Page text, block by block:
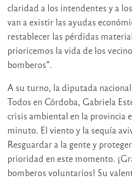
claridad a los intendentes y a
van a existir las ayudas
restablecer las pérdidas
prioricemos la vida de los
bomberos”.
A su turno, la diputada
Todos en Córdoba, Gabriela
crisis ambiental en la provincia
minuto. El viento y la sequía
Resguardar a la gente y
prioridad en este momento.
bomberos voluntarios! Su